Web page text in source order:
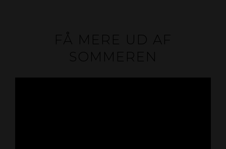
FÅ MERE UD AF
SOMMEREN